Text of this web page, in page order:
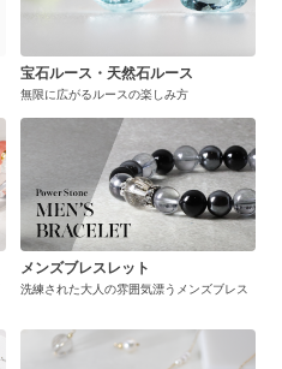
宝石ルース・天然石ルース
無限に広がるルースの楽しみ方
メンズブレスレット
洗練された大人の雰囲気漂うメンズブレス